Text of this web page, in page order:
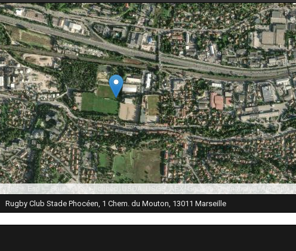
|Tiles © Esri — Source: Esri, i-cubed, USDA, USGS, AEX, GeoEye, Getmapping, Aerogrid,
Rugby Club Stade Phocéen, 1 Chem. du Mouton, 13011 Marseille